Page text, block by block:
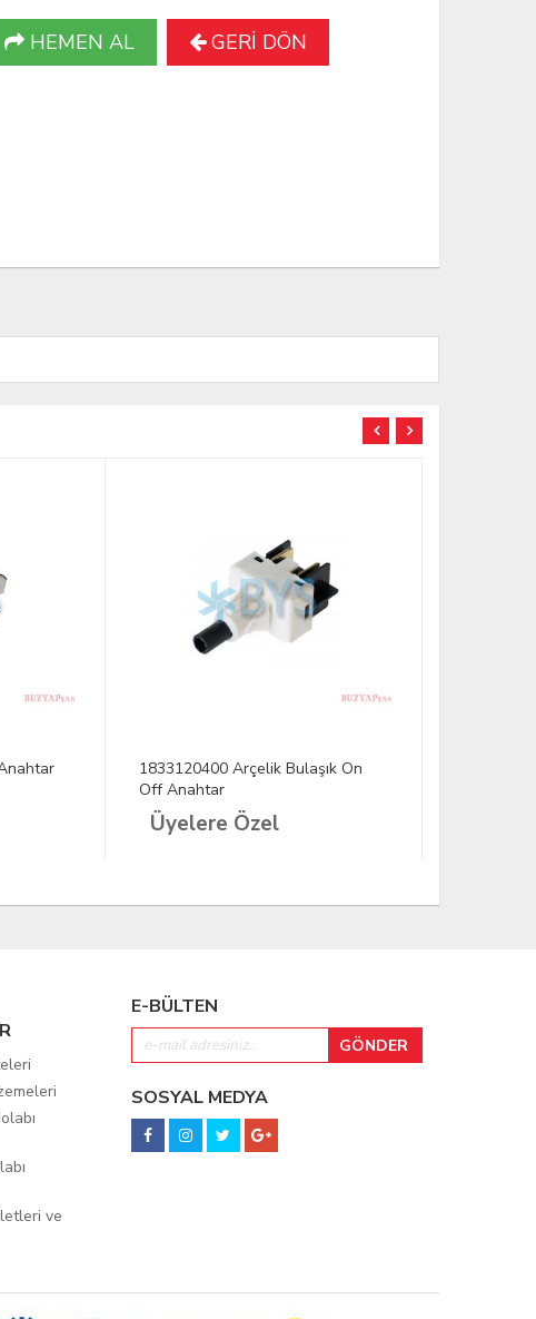
HEMEN AL GERİ DÖN
1833120400 Arçelik Bulaşık On
Off Anahtar
Üyelere Özel
ve
E-BÜLTEN
SOSYAL MEDYA